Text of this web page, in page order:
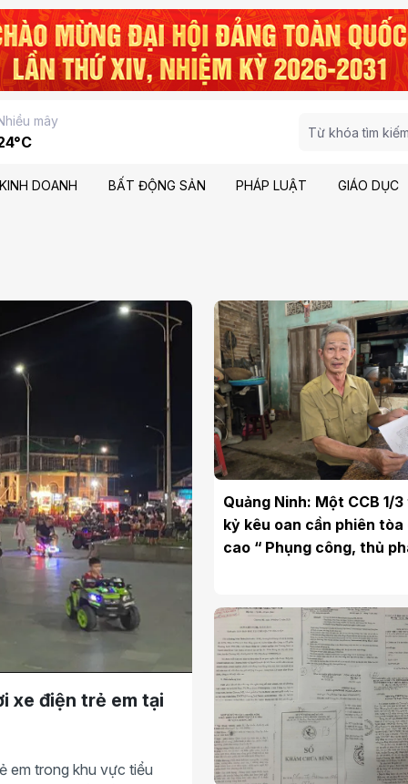
mây
KINH DOANH BẤT ĐỘNG SẢN PHÁP LUẬT GIÁO DỤC
xe điện trẻ em tại
em trong khu vực tiểu
Quảng Ninh: Một CCB 1/
kỷ kêu oan cần phiên tòa
cao “ Phụng công, thủ